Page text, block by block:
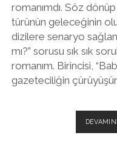
romanımdı. Söz
türünün geleceğinin
dizilere senaryo
mı?” sorusu sık sık
romanım. Birincisi,
gazeteciliğin